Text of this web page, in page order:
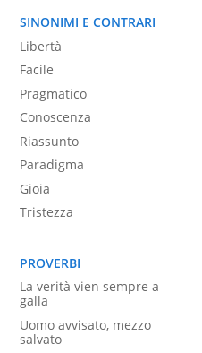
SINONIMI E CONTRARI
Libertà
Facile
Pragmatico
Conoscenza
Riassunto
Paradigma
Gioia
Tristezza
PROVERBI
La verità vien sempre a
galla
Uomo avvisato, mezzo
salvato